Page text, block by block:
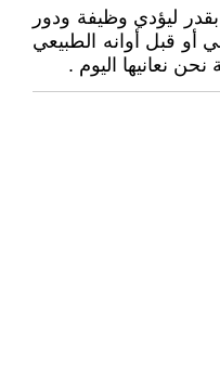
ليؤدي وظيفة ودور
أو قبل أوانه الطبيعي
نعانيها اليوم .